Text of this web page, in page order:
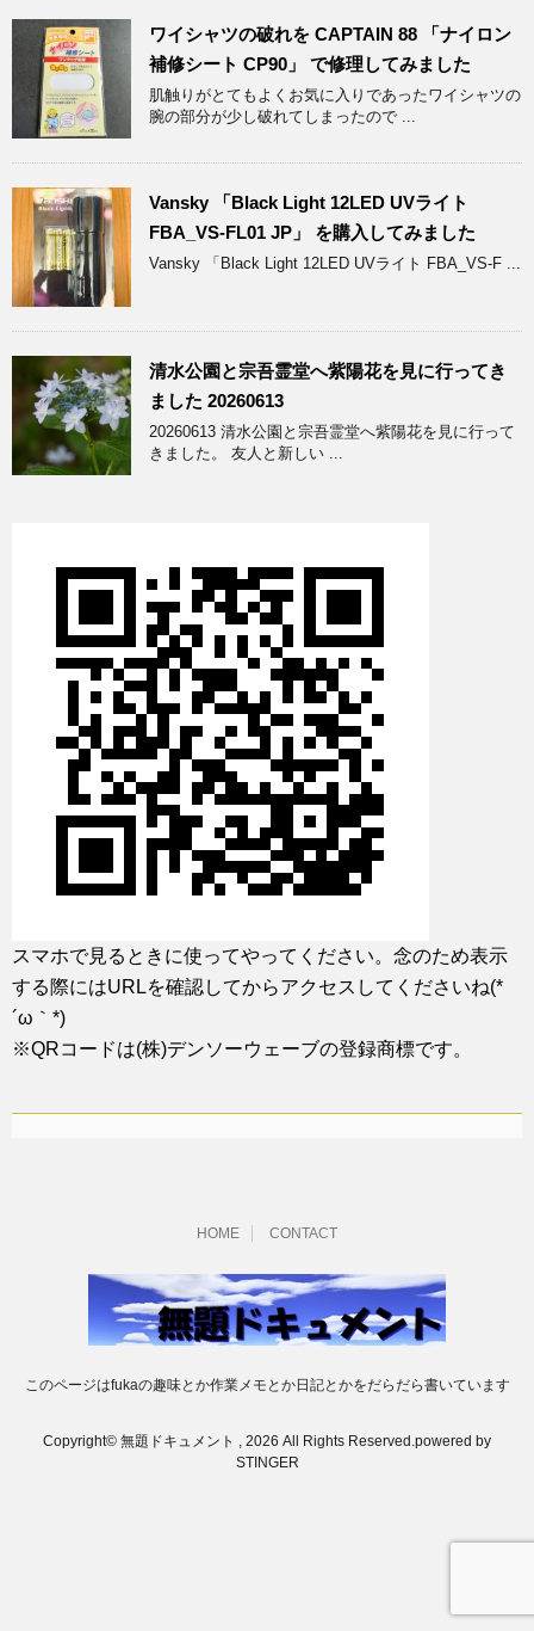
ワイシャツの破れを CAPTAIN 88 「ナイロン
補修シート CP90」 で修理してみました
肌触りがとてもよくお気に入りであったワイシャツの
腕の部分が少し破れてしまったので ...
Vansky 「Black Light 12LED UVライト
FBA_VS-FL01 JP」 を購入してみました
Vansky 「Black Light 12LED UVライト FBA_VS-F ...
清水公園と宗吾霊堂へ紫陽花を見に行ってき
ました 20260613
20260613 清水公園と宗吾霊堂へ紫陽花を見に行って
きました。 友人と新しい ...
スマホで見るときに使ってやってください。念のため表示
する際にはURLを確認してからアクセスしてくださいね(*
´ω｀*)
※QRコードは(株)デンソーウェーブの登録商標です。
HOME CONTACT
このページはfukaの趣味とか作業メモとか日記とかをだらだら書いています
Copyright© 無題ドキュメント , 2026 All Rights Reserved. powered by
STINGER